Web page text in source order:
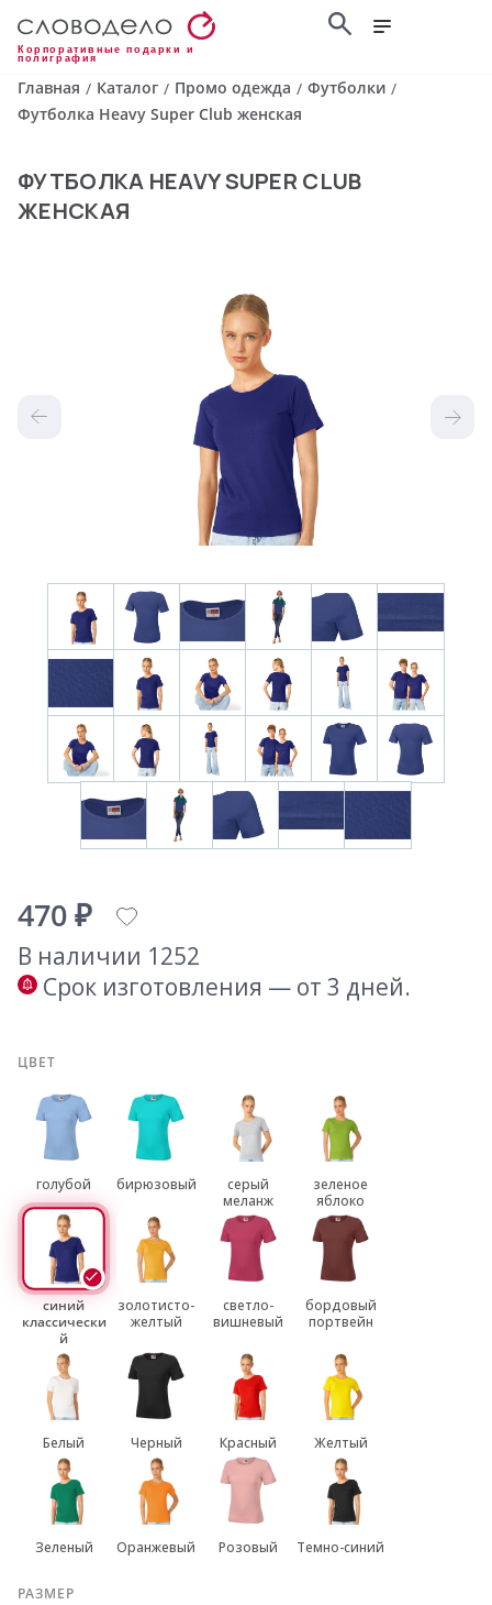
Корпоративные подарки и
полиграфия
Главная / Каталог / Промо одежда / Футболки /
Футболка Heavy Super Club женская
ФУТБОЛКА HEAVY SUPER CLUB
ЖЕНСКАЯ
470 ₽
В наличии 1252
Срок изготовления — от 3 дней.
ЦВЕТ
голубой бирюзовый
серый
меланж
зеленое
яблоко
синий
классически
й
золотисто-
желтый
светло-
вишневый
бордовый
портвейн
Белый Черный Красный Желтый
Зеленый Оранжевый Розовый Темно-синий
РАЗМЕР